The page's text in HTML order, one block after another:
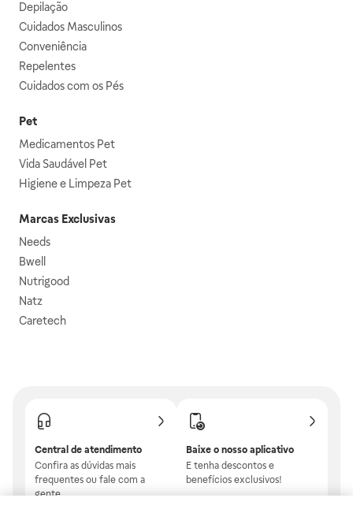
Depilação
Cuidados Masculinos
Conveniência
Repelentes
Cuidados com os Pés
Pet
Medicamentos Pet
Vida Saudável Pet
Higiene e Limpeza Pet
Marcas Exclusivas
Needs
Bwell
Nutrigood
Natz
Caretech
Central de atendimento
Confira as dúvidas mais
frequentes ou fale com a
gente.
Baixe o nosso aplicativo
E tenha descontos e
benefícios exclusivos!